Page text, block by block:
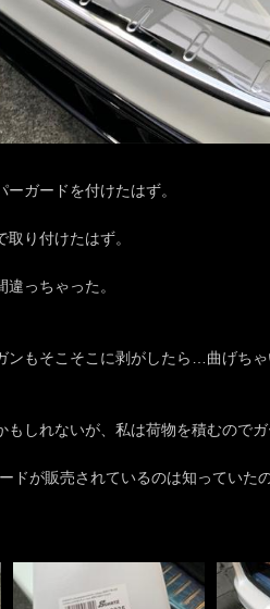
ガードを付けたはず。
り付けたはず。
っちゃった。
ンもそこそこに剥がしたら…曲げちゃ
しれないが、私は荷物を積むのでガ
ドが販売されているのは知っていた